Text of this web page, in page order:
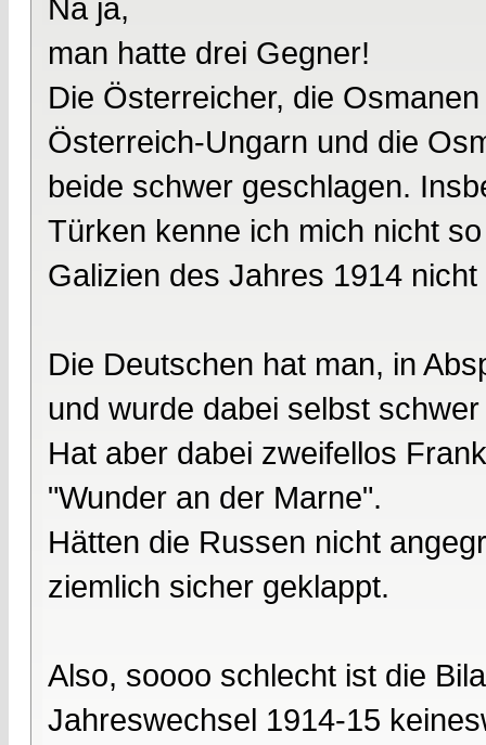
Na ja,
man hatte drei Gegner!
Die Österreicher, die
Österreich-Ungarn und die
beide schwer geschlagen.
Türken kenne ich mich nicht
Galizien des Jahres 1914
Die Deutschen hat man, in
und wurde dabei selbst
Hat aber dabei zweifellos
"Wunder an der Marne".
Hätten die Russen nicht
ziemlich sicher geklappt.
Also, soooo schlecht ist die
Jahreswechsel 1914-15